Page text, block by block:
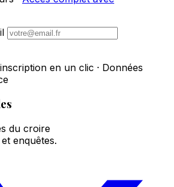
en un clic · Données
du croire
enquêtes.